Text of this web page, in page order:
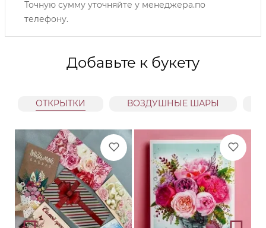
Точную сумму уточняйте у менеджера.по
телефону.
Добавьте к букету
ОТКРЫТКИ ВОЗДУШНЫЕ ШАРЫ